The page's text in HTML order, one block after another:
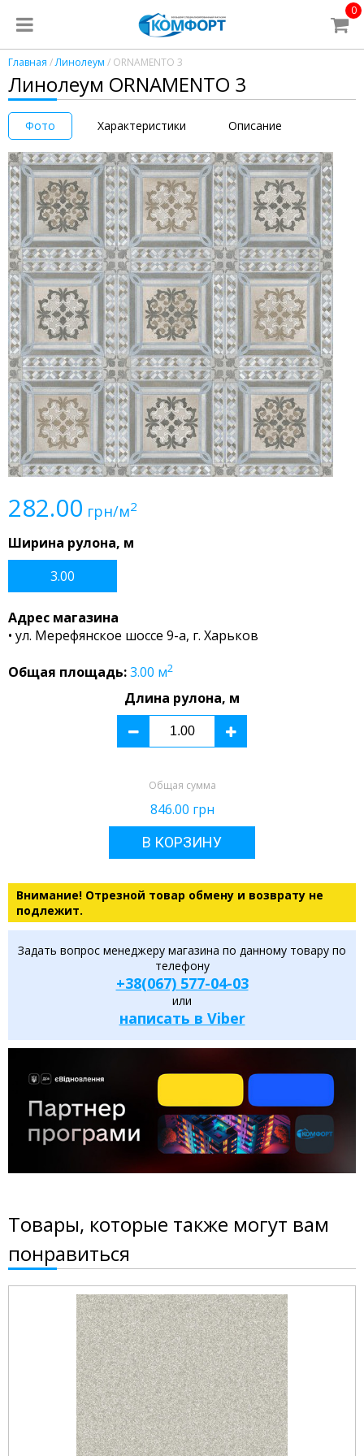
0
Главная /Линолеум / ORNAMENTO 3
Линолеум ORNAMENTO 3
Фото Характеристики Описание
282.00 грн/м2
Ширина рулона, м
3.00
Адрес магазина
• ул. Мерефянское шоссе 9-а, г. Харьков
Общая площадь:3.00 м2
Длина рулона, м
Общая сумма
846.00 грн
В КОРЗИНУ
Внимание! Отрезной товар обмену и возврату не
подлежит.
Задать вопрос менеджеру магазина по данному товару по
телефону
+38(067) 577-04-03
или
написать в Viber
Товары, которые также могут вам
понравиться